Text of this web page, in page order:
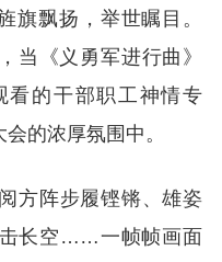
旗飘扬，举世瞩目。
当《义勇军进行曲》
看的干部职工神情专
的浓厚氛围中。
方阵步履铿锵、雄姿
长空……一帧帧画面